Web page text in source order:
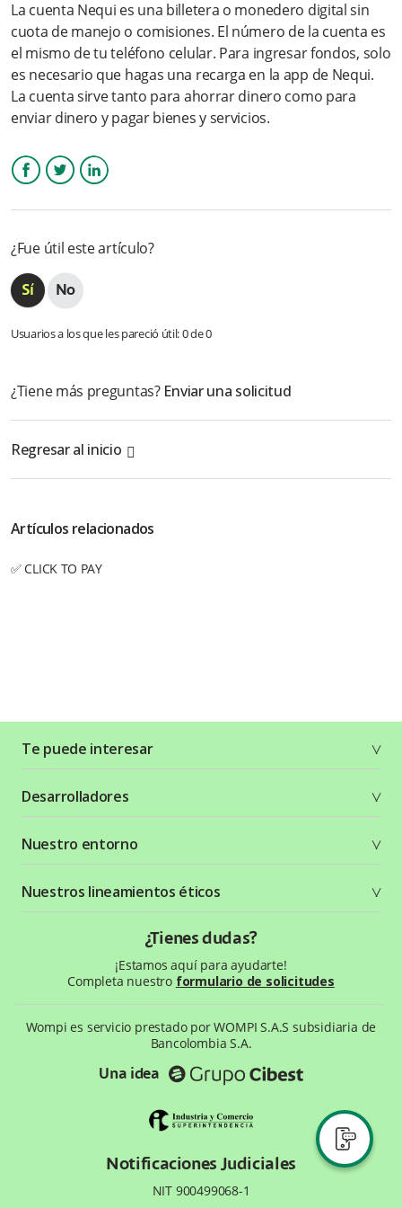
¿Si tengo dudas, cuales son los canales de NEQUI que me
pueden atender?
¿La app Bancolombia A la mano dejará de funcionar? ¿Desde
cuándo?
el tope, cómo proceder?
modificación?
¿Qué documentación se requiere para que un cliente realice el
cambio de cuenta?
¿Si un cliente tiene aperturada una cuenta de bajo monto y
requiere abrir una de ahorros, el número de celular cambia, o
puede seguir utilizando el mismo?
Más información
La cuenta Nequi es una billetera o monedero digital sin
cuota de manejo o comisiones. El número de la cuenta es
el mismo de tu teléfono celular. Para ingresar fondos, solo
es necesario que hagas una recarga en la app de Nequi.
La cuenta sirve tanto para ahorrar dinero como para
enviar dinero y pagar bienes y servicios.
¿Fue útil este artículo?
Usuarios a los que les pareció útil: 0 de 0
¿Tiene más preguntas? Enviar una solicitud
Regresar al inicio
Artículos relacionados
✅ CLICK TO PAY
Te puede interesar
Planes y tarifas
Crea tu cuenta
Seguridad
Términos y condiciones
Política de privacidad
Desarrolladores
Recursos gráficos
Status Page
Nuestro entorno
¿Qué es Wompi?
Wiki Wompi
Preguntas frecuentes
Nuestros lineamientos éticos
¿Tienes dudas?
¡Estamos aquí para ayudarte!
Completa nuestro formulario de solicitudes
Wompi es servicio prestado por WOMPI S.A.S subsidiaria de
Bancolombia S.A.
Una idea
Notificaciones Judiciales
NIT 900499068-1